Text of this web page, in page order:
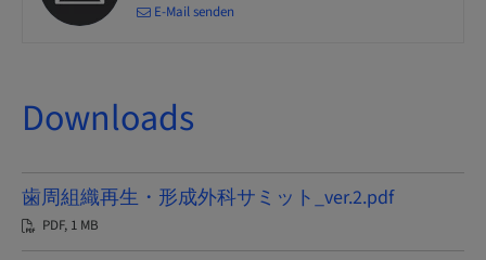
E-Mail senden
Downloads
歯周組織再生・形成外科サミット_ver.2.pdf
PDF, 1 MB